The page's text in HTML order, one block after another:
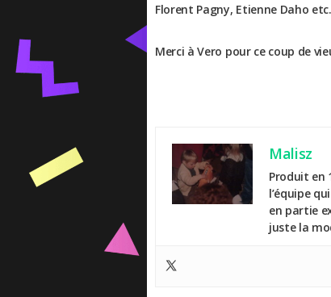
Florent Pagny, Etienne Daho
Merci à Vero pour ce coup de
Malisz
Produit en
l’équipe
en partie
juste la